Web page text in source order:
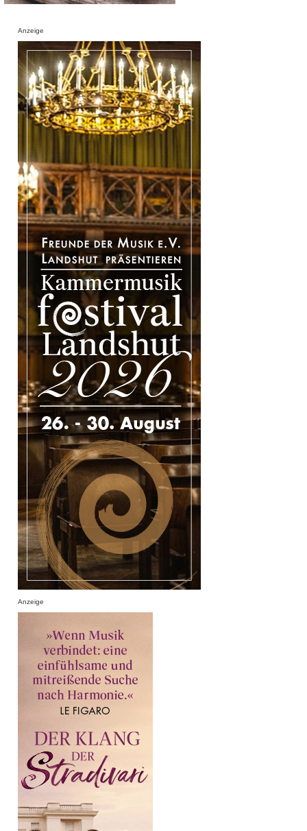
Anzeige
Anzeige